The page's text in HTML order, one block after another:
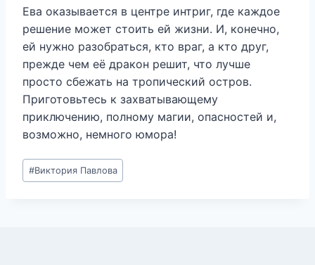
Ева оказывается в центре интриг, где каждое
решение может стоить ей жизни. И, конечно,
ей нужно разобраться, кто враг, а кто друг,
прежде чем её дракон решит, что лучше
просто сбежать на тропический остров.
Приготовьтесь к захватывающему
приключению, полному магии, опасностей и,
возможно, немного юмора!
Метки
записи:
#Виктория Павлова